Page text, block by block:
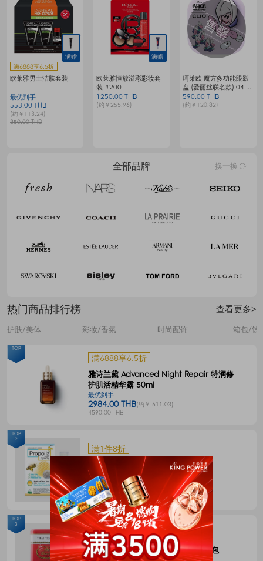
满赠
满6888享6.5折
欧莱雅男士洁肤套装
最优到手
553.00 THB
(约￥113.24)
850.00 THB
满赠
欧莱雅恒放溢彩彩妆套
装 #200
1250.00 THB
(约￥255.96)
珂莱欧 魔方多功能眼影
盘 (爱丽丝联名款) 04 梦
境生蚝小生灵
590.00 THB
(约￥120.82)
全部品牌 换一换
热门商品排行榜 查看更多>
护肤/美体 彩妆/香氛 时尚配饰 箱包/钱
满6888享6.5折
雅诗兰黛 Advanced Night Repair 特润修
护肌活精华露 50ml
最优到手
2984.00 THB(约￥ 611.03)
4590.00 THB
TOP
1
满1件8折
Propoliz 蜂胶口腔喷剂 15毫升
最优到手
120.00 THB(约￥ 24.58)
150.00 THB
TOP
2
满1件8折
CHATRAMUE泰国手标红茶包4g*50包
TOP
3